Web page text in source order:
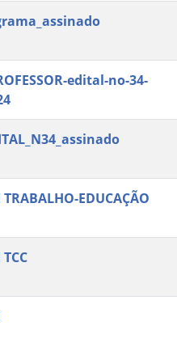
edital-no-34-
EDUCAÇÃO